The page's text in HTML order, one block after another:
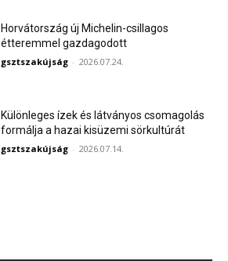
Horvátország új Michelin-csillagos
étteremmel gazdagodott
gsztszakújság - 2026.07.24.
Különleges ízek és látványos csomagolás
formálja a hazai kisüzemi sörkultúrát
gsztszakújság - 2026.07.14.